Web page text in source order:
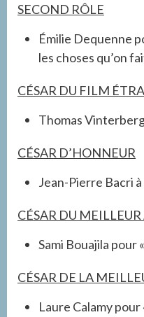
SECOND RÔLE
Émilie Dequenne
les choses qu’on
CÉSAR DU FILM
Thomas
CÉSAR D’HONNEUR
Jean-Pierre Bacri
CÉSAR DU
Sami Bouajila pour
CÉSAR DE LA
Laure Calamy